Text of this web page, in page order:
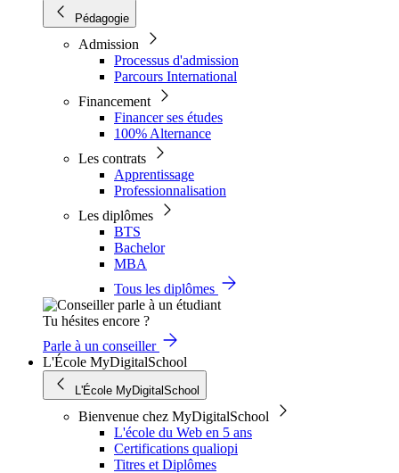
Pédagogie
Admission
Processus d'admission
Parcours International
Financement
Financer ses études
100% Alternance
Les contrats
Apprentissage
Professionnalisation
Les diplômes
BTS
Bachelor
MBA
Tous les diplômes
Tu hésites encore ?
Parle à un conseiller
L'École MyDigitalSchool
L'École MyDigitalSchool
Bienvenue chez MyDigitalSchool
L'école du Web en 5 ans
Certifications qualiopi
Titres et Diplômes